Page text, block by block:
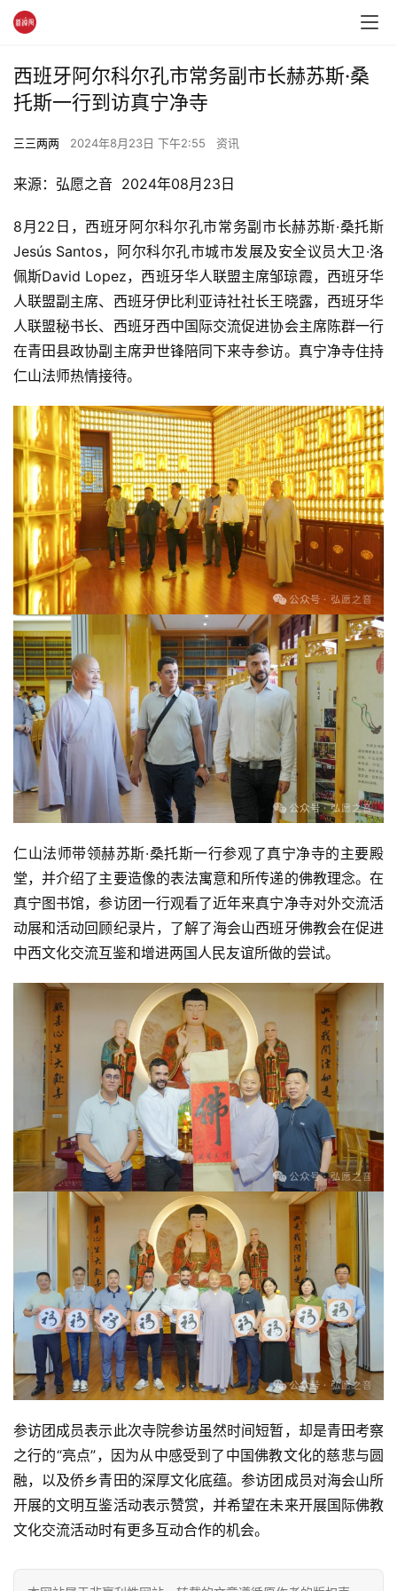
点
音
高
访
谈
心
乐
提
西班牙阿尔科尔孔市常务副市长赫苏斯·桑
托斯一行到访真宁净寺
三三两两 2024年8月23日 下午2:55 资讯
来源：弘愿之音  2024年08月23日
8月22日，西班牙阿尔科尔孔市常务副市长赫苏斯·桑托斯
Jesús Santos，阿尔科尔孔市城市发展及安全议员大卫·洛
佩斯David Lopez，西班牙华人联盟主席邹琼霞，西班牙华
人联盟副主席、西班牙伊比利亚诗社社长王晓露，西班牙华
人联盟秘书长、西班牙西中国际交流促进协会主席陈群一行
在青田县政协副主席尹世锋陪同下来寺参访。真宁净寺住持
仁山法师热情接待。
仁山法师带领赫苏斯·桑托斯一行参观了真宁净寺的主要殿
堂，并介绍了主要造像的表法寓意和所传递的佛教理念。在
真宁图书馆，参访团一行观看了近年来真宁净寺对外交流活
动展和活动回顾纪录片，了解了海会山西班牙佛教会在促进
中西文化交流互鉴和增进两国人民友谊所做的尝试。
参访团成员表示此次寺院参访虽然时间短暂，却是青田考察
之行的“亮点”，因为从中感受到了中国佛教文化的慈悲与圆
融，以及侨乡青田的深厚文化底蕴。参访团成员对海会山所
开展的文明互鉴活动表示赞赏，并希望在未来开展国际佛教
文化交流活动时有更多互动合作的机会。